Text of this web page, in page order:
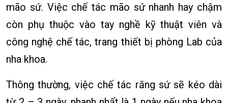
mão sứ. Việc chế tác mão sứ nhanh hay chậm
còn phụ thuộc vào tay nghề kỹ thuật viên và
công nghệ chế tác, trang thiết bị phòng Lab của
nha khoa.
Thông thường, việc chế tác răng sứ sẽ kéo dài